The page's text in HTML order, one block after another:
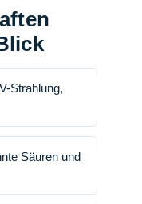
Strahlung,
Säuren und